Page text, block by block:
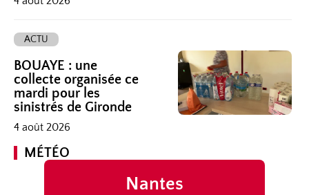
ACTU
BOUAYE : une
collecte organisée ce
mardi pour les
sinistrés de Gironde
4 août 2026
MÉTÉO
Nantes